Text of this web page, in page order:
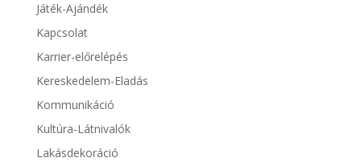
Játék-Ajándék
Kapcsolat
Karrier-előrelépés
Kereskedelem-Eladás
Kommunikáció
Kultúra-Látnivalók
Lakásdekoráció